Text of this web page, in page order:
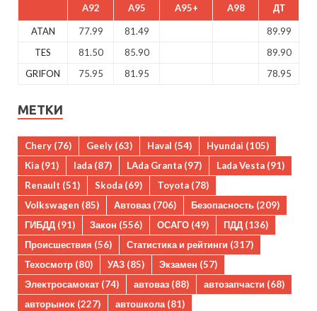
A92 A95 A95+ A98 ДТ
ATAN 77.99 81.49
89.99
TES
81.50 85.90
89.90
GRIFON
75.95 81.95 78.95
МЕТКИ
Chery (76) Geely (63) Haval (54) Hyundai (105)
Kia (91) lada (87) LAda Granta (97) Lada Vesta (91)
Renault (51) Skoda (69) Toyota (78)
Volkswagen (85) Автоваз (706) Безопасность (209)
ГИБДД (91) Закон (556) ОСАГО (49) ПДД (136)
Происшествия (56) Статистика и рейтинги (317)
Техосмотр (80) УАЗ (85) Экзамен (57)
Электросамокат (74) автоваз (88) автозапчасти (68)
авторынок (227) автошкола(81)